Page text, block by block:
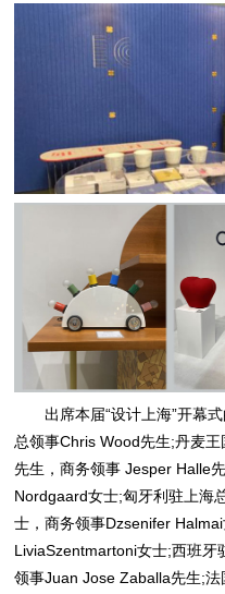
出席本届“设计上海”开幕式
总领事Chris Wood先生;丹麦
先生，商务领事 Jesper Halle
Nordgaard女士;匈牙利驻上海
士，商务领事Dzsenifer
LiviaSzentmartoni女士;西班牙
领事Juan Jose Zaballa先生;